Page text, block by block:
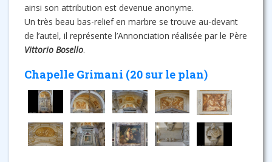
ainsi son attribution est devenue anonyme.
Un très beau bas-relief en marbre se trouve au-devant
de l’autel, il représente l’Annonciation réalisée par le Père
Vittorio Bosello.
Chapelle Grimani (20 sur le plan)